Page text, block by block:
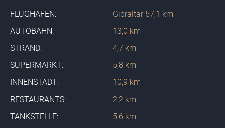
FLUGHAFEN:
AUTOBAHN:
STRAND:
SUPERMARKT:
INNENSTADT:
Gibraltar 57,1 km
13,0 km
4,7 km
5,8 km
10,9 km
RESTAURANTS:
TANKSTELLE:
2,2 km
5,6 km